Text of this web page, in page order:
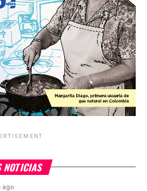
NOTICIAS
ago